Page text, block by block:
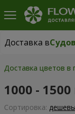
Доставка в
Доставка в
Доставка цветов в
1000 - 1500
Cортировка: